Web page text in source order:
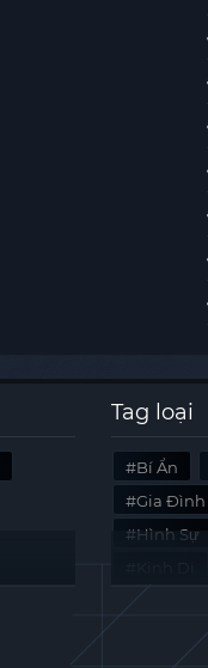
Tag loại
Bí Ẩn
Gia Đình
Hình Sự
Tài Liệu